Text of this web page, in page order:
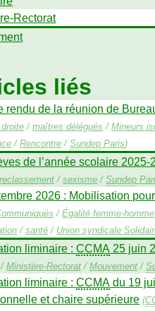
Rectorat
liés
rendu de la réunion de
/maîtres délégués /Mineurs
/Rencontre /Sundep Paris)
de l’année scolaire 2025-
reclassement /sexisme /Sundep
2026 : Mobilisation
/Égalité femme-homme
/santé / Union syndicale
liminaire :CCMA 25 juin
Ministère-Rectorat /Mouvement /
liminaire :CCMA du 19
et chaire supérieure (